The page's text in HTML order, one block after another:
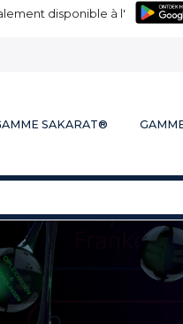
disponible à l'
SAKARAT®